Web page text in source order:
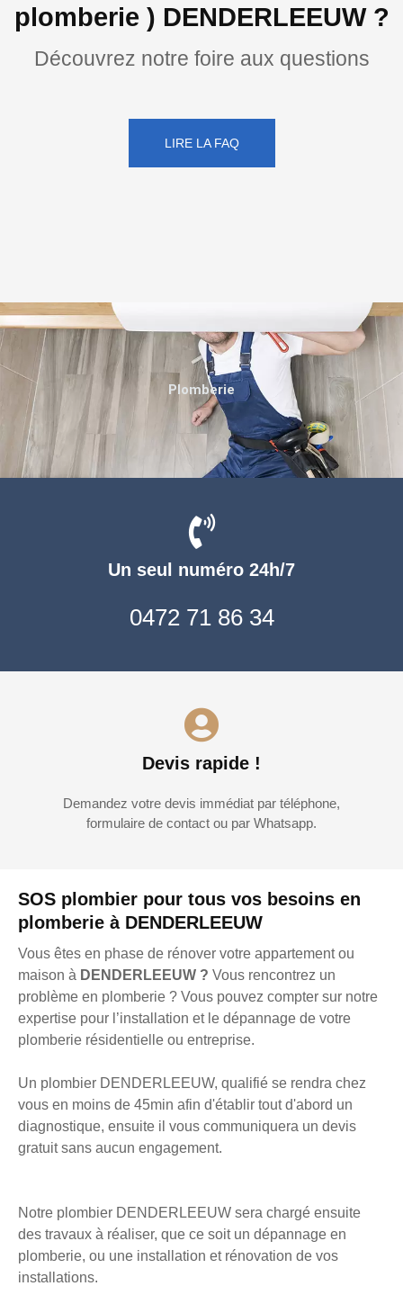
plomberie ) DENDERLEEUW ?
Découvrez notre foire aux questions
LIRE LA FAQ
SOS plombier pour tous vos besoins en
plomberie à DENDERLEEUW
Vous êtes en phase de rénover votre appartement ou
maison à DENDERLEEUW ? Vous rencontrez un
problème en plomberie ? Vous pouvez compter sur notre
expertise pour l’installation et le dépannage de votre
plomberie résidentielle ou entreprise.
Un plombier DENDERLEEUW, qualifié se rendra chez
vous en moins de 45min afin d'établir tout d'abord un
diagnostique, ensuite il vous communiquera un devis
gratuit sans aucun engagement.
Notre plombier DENDERLEEUW sera chargé ensuite
des travaux à réaliser, que ce soit un dépannage en
plomberie, ou une installation et rénovation de vos
installations.
Un seul numéro 24h/7
0472 71 86 34
Devis rapide !
Demandez votre devis immédiat par téléphone,
formulaire de contact ou par Whatsapp.
Plomberie